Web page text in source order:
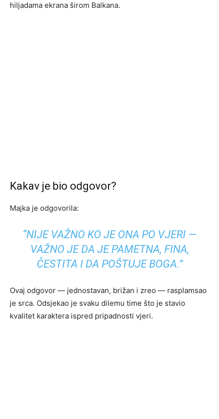
hiljadama ekrana širom Balkana.
Kakav je bio odgovor?
Majka je odgovorila:
“NIJE VAŽNO KO JE ONA PO VJERI —
VAŽNO JE DA JE PAMETNA, FINA,
ČESTITA I DA POŠTUJE BOGA.”
Ovaj odgovor — jednostavan, brižan i zreo — rasplamsao
je srca. Odsjekao je svaku dilemu time što je stavio
kvalitet karaktera ispred pripadnosti vjeri.